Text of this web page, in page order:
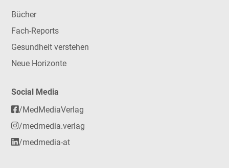
Bücher
Fach-Reports
Gesundheit verstehen
Neue Horizonte
Social Media
/MedMediaVerlag
/medmedia.verlag
/medmedia-at